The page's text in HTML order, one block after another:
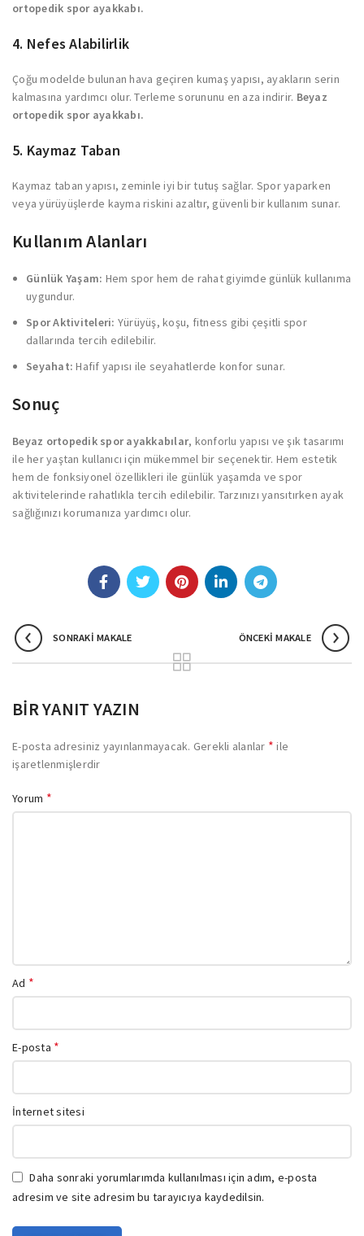
ortopedik spor ayakkabı.
4. Nefes Alabilirlik
Çoğu modelde bulunan hava geçiren kumaş yapısı, ayakların serin
kalmasına yardımcı olur. Terleme sorununu en aza indirir. Beyaz
ortopedik spor ayakkabı.
5. Kaymaz Taban
Kaymaz taban yapısı, zeminle iyi bir tutuş sağlar. Spor yaparken
veya yürüyüşlerde kayma riskini azaltır, güvenli bir kullanım sunar.
Kullanım Alanları
Günlük Yaşam: Hem spor hem de rahat giyimde günlük kullanıma
uygundur.
Spor Aktiviteleri: Yürüyüş, koşu, fitness gibi çeşitli spor
dallarında tercih edilebilir.
Seyahat: Hafif yapısı ile seyahatlerde konfor sunar.
Sonuç
Beyaz ortopedik spor ayakkabılar, konforlu yapısı ve şık tasarımı
ile her yaştan kullanıcı için mükemmel bir seçenektir. Hem estetik
hem de fonksiyonel özellikleri ile günlük yaşamda ve spor
aktivitelerinde rahatlıkla tercih edilebilir. Tarzınızı yansıtırken ayak
sağlığınızı korumanıza yardımcı olur.
SONRAKI MAKALE ÖNCEKI MAKALE
BIR YANIT YAZIN
E-posta adresiniz yayınlanmayacak. Gerekli alanlar * ile
işaretlenmişlerdir
Yorum *
Ad *
E-posta *
İnternet sitesi
Daha sonraki yorumlarımda kullanılması için adım, e-posta
adresim ve site adresim bu tarayıcıya kaydedilsin.